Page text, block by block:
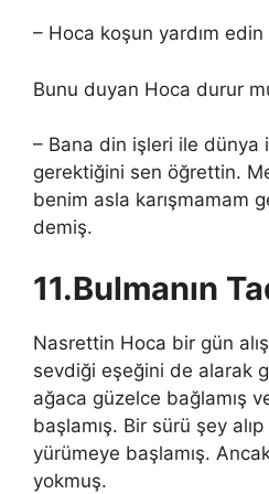
– Hoca koşun yardım
Bunu duyan Hoca durur
– Bana din işleri ile dünya
gerektiğini sen öğrettin.
benim asla karışmamam
demiş.
11.Bulmanın
Nasrettin Hoca bir gün
sevdiği eşeğini de alarak
ağaca güzelce bağlamış
başlamış. Bir sürü şey
yürümeye başlamış.
yokmuş.